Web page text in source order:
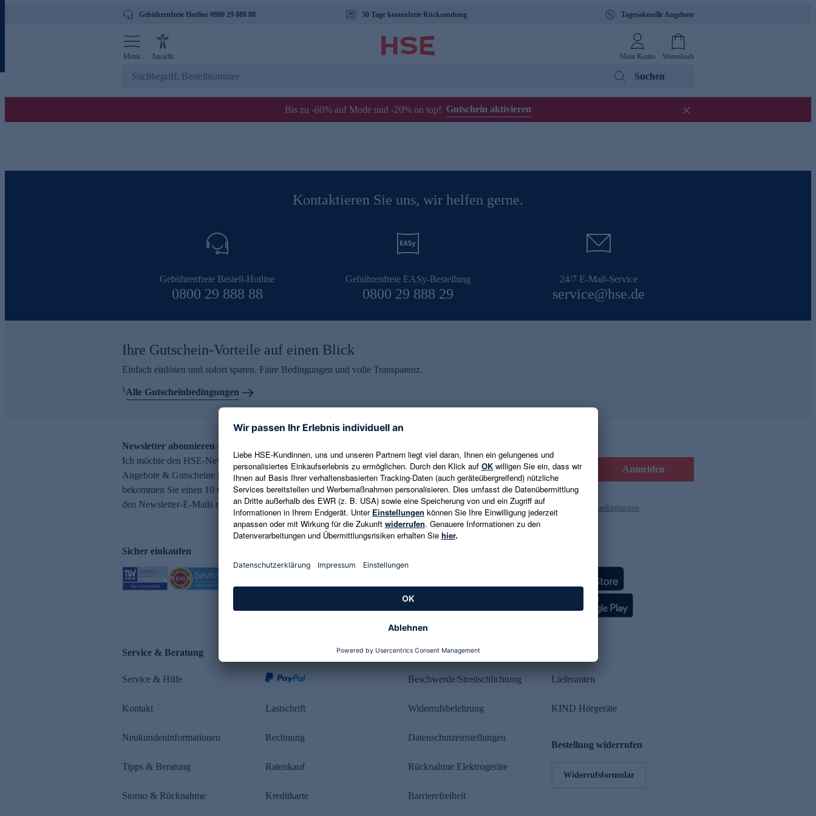
Gebührenfreie Hotline 0800 29 888 88 30 Tage kostenfreie Rücksendung Tagesaktuelle Angebote
Menü Ansicht Mein Konto Warenkorb
Suchen
Bis zu -60% auf Mode und -20% on top! Gutschein aktivieren
Kontaktieren Sie uns, wir helfen gerne.
Gebührenfreie Bestell-Hotline
0800 29 888 88
Gebührenfreie EASy-Bestellung
0800 29 888 29
24/7 E-Mail-Service
service@hse.de
Ihre Gutschein-Vorteile auf einen Blick
Einfach einlösen und sofort sparen. Faire Bedingungen und volle Transparenz.
1Alle Gutscheinbedingungen
Newsletter abonnieren – 10 € Gutschein erhalten
Ich möchte den HSE-Newsletter abonnieren und aktuelle Trends,
Angebote & Gutscheine per E-Mail erhalten. Als Dankeschön
bekommen Sie einen 10 € Gutschein. Eine Abmeldung ist jederzeit in
den Newsletter-E-Mails möglich.
E-Mail-Adresse eingeben Anmelden
Es gelten die Datenschutzrichtlinien und die Gutscheinbedingungen
Sicher einkaufen
Service & Beratung
Service & Hilfe
Kontakt
Neukundeninformationen
Tipps & Beratung
Storno & Rücknahme
Lastschrift
Rechnung
Ratenkauf
Kreditkarte
Rechtliches
Beschwerde/Streitschlichtung
Widerrufsbelehrung
Datenschutzeinstellungen
Rücknahme Elektrogeräte
Barrierefreiheit
Lieferanten
KIND Hörgeräte
Bestellung widerrufen
Widerrufsformular